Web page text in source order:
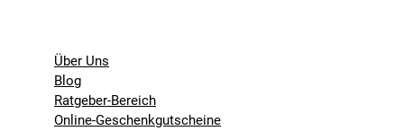
Über Uns
Blog
Ratgeber-Bereich
Online-Geschenkgutscheine